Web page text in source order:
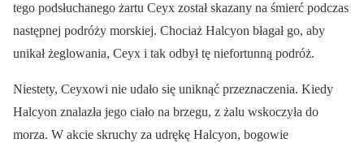
tego podsłuchanego żartu Ceyx został skazany na śmierć podczas
następnej podróży morskiej. Chociaż Halcyon błagał go, aby
unikał żeglowania, Ceyx i tak odbył tę niefortunną podróż.
Niestety, Ceyxowi nie udało się uniknąć przeznaczenia. Kiedy
Halcyon znalazła jego ciało na brzegu, z żalu wskoczyła do
morza. W akcie skruchy za udrękę Halcyon, bogowie